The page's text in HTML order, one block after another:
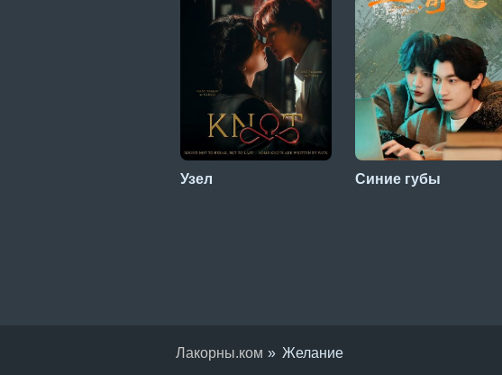
Узел Синие губы
Лакорны.ком Желание